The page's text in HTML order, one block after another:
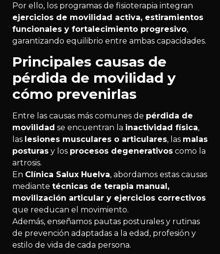
Por ello, los programas de fisioterapia integran
ejercicios de movilidad activa, estiramientos
funcionales y fortalecimiento progresivo,
garantizando equilibrio entre ambas capacidades.
Principales causas de
pérdida de movilidad y
cómo prevenirlas
Entre las causas más comunes de pérdida de
movilidad se encuentran la inactividad física,
las lesiones musculares o articulares, las malas
posturas y los procesos degenerativos como la
artrosis.
En Clínica Salux Huelva, abordamos estas causas
mediante técnicas de terapia manual,
movilización articular y ejercicios correctivos
que reeducan el movimiento.
Además, enseñamos pautas posturales y rutinas
de prevención adaptadas a la edad, profesión y
estilo de vida de cada persona.